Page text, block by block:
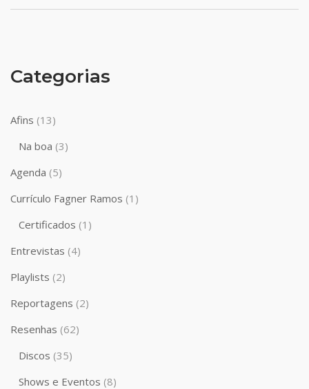
Categorias
Afins (13)
Na boa (3)
Agenda (5)
Currículo Fagner Ramos (1)
Certificados (1)
Entrevistas (4)
Playlists (2)
Reportagens (2)
Resenhas (62)
Discos (35)
Shows e Eventos (8)